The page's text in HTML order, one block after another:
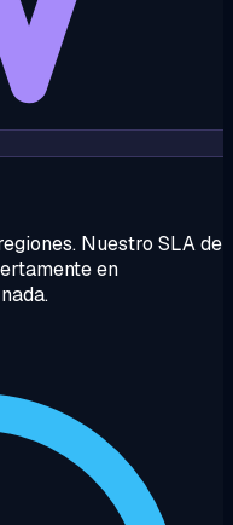
Nuestro SLA de
en